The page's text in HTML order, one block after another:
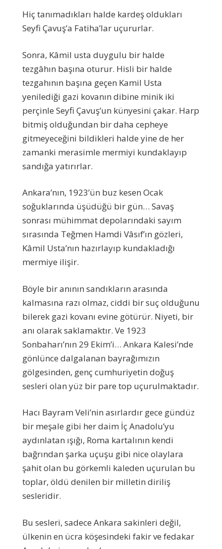
Hiç tanımadıkları halde kardeş oldukları
Seyfi Çavuş’a Fatiha’lar uçururlar.
Sonra, Kâmil usta duygulu bir halde
tezgâhın başına oturur. Hisli bir halde
tezgahının başına geçen Kamil Usta
yenilediği gazi kovanın dibine minik iki
perçinle Seyfi Çavuş’un künyesini çakar. Harp
bitmiş olduğundan bir daha cepheye
gitmeyeceğini bildikleri halde yine de her
zamanki merasimle mermiyi kundaklayıp
sandığa yatırırlar.
Ankara’nın, 1923’ün buz kesen Ocak
soğuklarında üşüdüğü bir gün… Savaş
sonrası mühimmat depolarındaki sayım
sırasında Teğmen Hamdi Vâsıf’ın gözleri,
Kâmil Usta’nın hazırlayıp kundakladığı
mermiye ilişir.
Böyle bir anının sandıkların arasında
kalmasına razı olmaz, ciddi bir suç olduğunu
bilerek gazi kovanı evine götürür. Niyeti, bir
anı olarak saklamaktır. Ve 1923
Sonbaharı’nın 29 Ekim’i… Ankara Kalesi’nde
gönlünce dalgalanan bayrağımızın
gölgesinden, genç cumhuriyetin doğuş
sesleri olan yüz bir pare top uçurulmaktadır.
Hacı Bayram Veli’nin asırlardır gece gündüz
bir meşale gibi her daim İç Anadolu’yu
aydınlatan ışığı, Roma kartalının kendi
bağrından şarka uçuşu gibi nice olaylara
şahit olan bu görkemli kaleden uçurulan bu
toplar, öldü denilen bir milletin diriliş
sesleridir.
Bu sesleri, sadece Ankara sakinleri değil,
ülkenin en ücra köşesindeki fakir ve fedakar